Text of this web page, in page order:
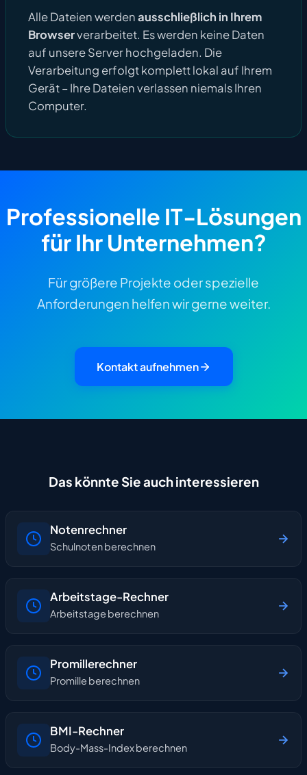
Alle Dateien werdenausschließlich in Ihrem
Browserverarbeitet. Es werden keine Daten
auf unsere Server hochgeladen. Die
Verarbeitung erfolgt komplett lokal auf Ihrem
Gerät – Ihre Dateien verlassen niemals Ihren
Computer.
Professionelle IT-Lösungen
für Ihr Unternehmen?
Für größere Projekte oder spezielle
Anforderungen helfen wir gerne weiter.
Kontakt aufnehmen
Das könnte Sie auch interessieren
Notenrechner
Schulnoten berechnen
Arbeitstage-Rechner
Arbeitstage berechnen
Promillerechner
Promille berechnen
BMI-Rechner
Body-Mass-Index berechnen